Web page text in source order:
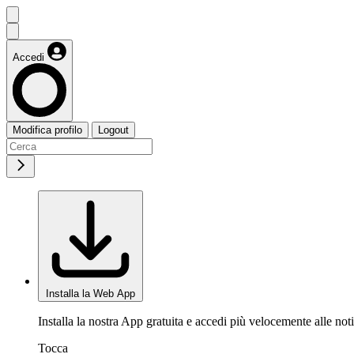
Accedi
Modifica profilo Logout
Installa la Web App
Installa la nostra App gratuita e accedi più velocemente alle
Tocca